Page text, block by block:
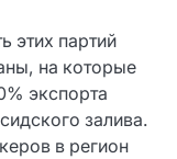
этих партий
на которые
экспорта
залива.
в регион